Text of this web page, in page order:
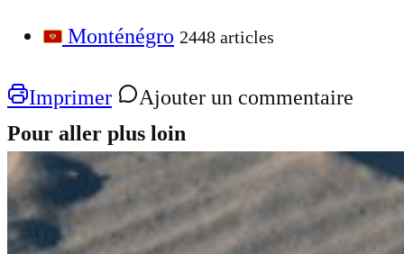
Monténégro 2448 articles
Imprimer
Ajouter un commentaire
Pour aller plus loin